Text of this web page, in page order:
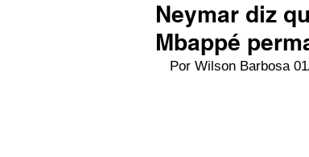
Neymar diz
Mbappé
Por Wilson Barbosa